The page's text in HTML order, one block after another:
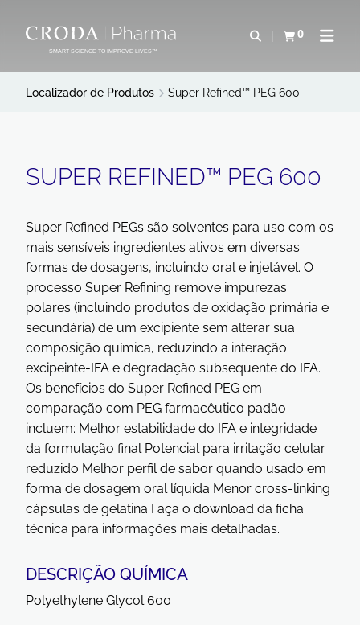
PARA
CONTEÚDO
PARA
MENU
SMART SCIENCE TO IMPROVE LIVES™
Abrir pesquisa
0
Exibir cestaAbrir
Localizador de Produtos Super Refined™ PEG 600
SUPER REFINED™ PEG 600
Super Refined PEGs são solventes para uso com os
mais sensíveis ingredientes ativos em diversas
formas de dosagens, incluindo oral e injetável. O
processo Super Refining remove impurezas
polares (incluindo produtos de oxidação primária e
secundária) de um excipiente sem alterar sua
composição química, reduzindo a interação
excipeinte-IFA e degradação subsequente do IFA.
Os benefícios do Super Refined PEG em
comparação com PEG farmacêutico padão
incluem: Melhor estabilidade do IFA e integridade
da formulação final Potencial para irritação celular
reduzido Melhor perfil de sabor quando usado em
forma de dosagem oral líquida Menor cross-linking
cápsulas de gelatina Faça o download da ficha
técnica para informações mais detalhadas.
DESCRIÇÃO QUÍMICA
Polyethylene Glycol 600